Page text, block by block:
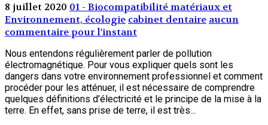
8 juillet 2020 01 - Biocompatibilité matériaux et
Environnement, écologie cabinet dentaire aucun
commentaire pour l'instant
Nous entendons régulièrement parler de pollution
électromagnétique. Pour vous expliquer quels sont les
dangers dans votre environnement professionnel et comment
procéder pour les atténuer, il est nécessaire de comprendre
quelques définitions d’électricité et le principe de la mise à la
terre. En effet, sans prise de terre, il est très...